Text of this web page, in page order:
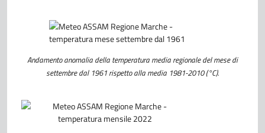
Andamento anomalia della temperatura media regionale del mese di
settembre dal 1961 rispetto alla media 1981-2010 (°C).